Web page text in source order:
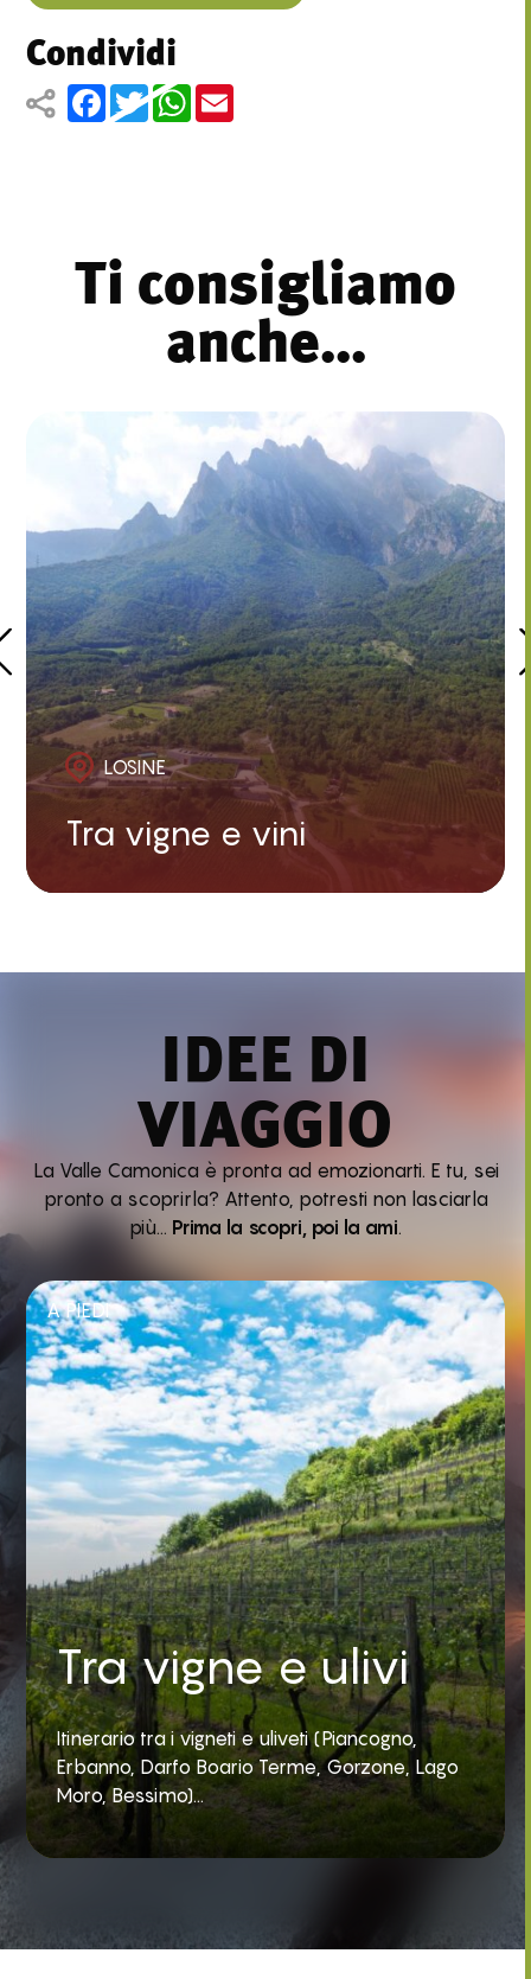
Condividi
Facebook
TwitterWhatsApp
Email
Ti consigliamo
anche...
LOSINE
Tra vigne e vini
IDEE DI
VIAGGIO
La Valle Camonica è pronta ad emozionarti. E tu, sei
pronto a scoprirla? Attento, potresti non lasciarla
più… Prima la scopri, poi la ami.
A PIEDI
Tra vigne e ulivi
Itinerario tra i vigneti e uliveti (Piancogno,
Erbanno, Darfo Boario Terme, Gorzone, Lago
Moro, Bessimo)...